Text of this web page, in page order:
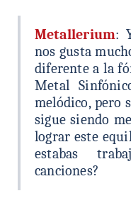
Metallerium:
nos gusta
diferente a la
Metal
melódico, pero
sigue siendo
lograr este
estabas
canciones?